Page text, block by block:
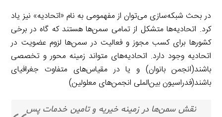
در بحث شبکه‌سازی می‌توان از مفهمومی به نام «اتحادیه» نیز یاد
کرد. اتحادیه‌ها متشکل از تمامی سمن‌ها هستند که گاه در برخی
کشورها برای کسب مجوز و فعالیت در سمن‌ها لزوم عضویت در
اتحادیه وجود دارد. اتحادیه‌های متواند زمینه ‌محور و تخصصی
باشند(انجمن بانوان) و یا در مقیاس‌های متفاوت جغرافیای
باشند(فدراسیون بین‌الملی انجمن‌های معلولین)
نقش‌ سمن‌ها در زمینه خیریه و تامین خدمات پس